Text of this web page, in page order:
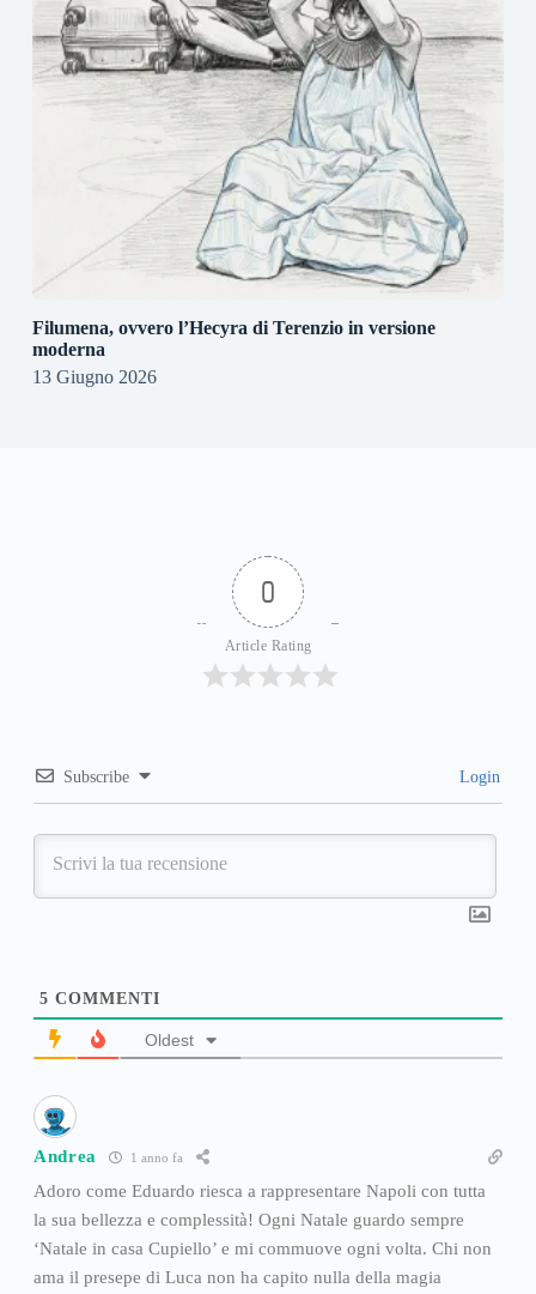
Filumena, ovvero l’Hecyra di Terenzio in versione
moderna
13 Giugno 2026
0
Article Rating
Subscribe Login
5 COMMENTI
Oldest
Andrea 1 anno fa
Adoro come Eduardo riesca a rappresentare Napoli con tutta
la sua bellezza e complessità! Ogni Natale guardo sempre
‘Natale in casa Cupiello’ e mi commuove ogni volta. Chi non
ama il presepe di Luca non ha capito nulla della magia